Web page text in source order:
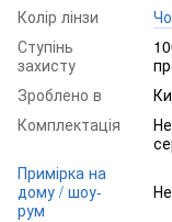
Колір лінзи
Ступінь
захисту
Зроблено в
Комплектація
Примірка на
дому / шоу-
рум